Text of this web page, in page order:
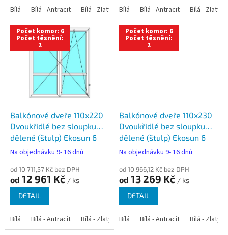
Bílá Bílá - Antracit Bílá - Zlatý dub Bílá - Tmavý dub Bílá -
Bílá Bílá - Antracit Bílá - Zlatý
Počet komor: 6
Počet těsnění:
2
Balkónové dveře 110x220
Dvoukřídlé bez sloupku
dělené (štulp) Ekosun 6
Na objednávku 9- 16 dnů
od 10 711,57 Kč bez DPH
od 12 961 Kč / ks
DETAIL
Bílá Bílá - Antracit Bílá - Zlatý dub Bílá - Tmavý dub Bílá -
Počet komor: 6
Počet těsnění:
2
Balkónové dveře 110x230
Dvoukřídlé bez sloupku
dělené (štulp) Ekosun 6
Na objednávku 9- 16 dnů
od 10 966,12 Kč bez DPH
od 13 269 Kč / ks
DETAIL
Bílá Bílá - Antracit Bílá - Zlatý